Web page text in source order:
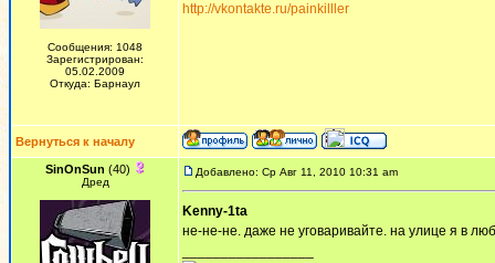
Сообщения: 1048
Зарегистрирован:
05.02.2009
Откуда: Барнаул
http://vkontakte.ru/painkilller
Вернуться к началу
SinOnSun (40)
Дред
Добавлено: Ср Авг 11, 2010 10:31 am
Kenny-1ta
не-не-не. даже не уговаривайте. на улице я в